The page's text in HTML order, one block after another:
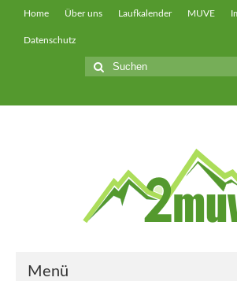
Home Über uns Laufkalender MUVE
Datenschutz
Suche
nach:
Menü